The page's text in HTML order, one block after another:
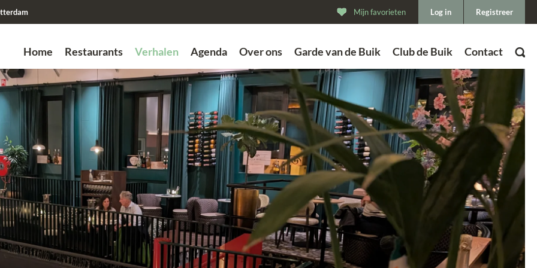
Registreer
Log in
Mijn favorieten
Home Restaurants Verhalen Agenda Over ons Garde van de Buik Club de Buik Contact
Zoek
ZOEK